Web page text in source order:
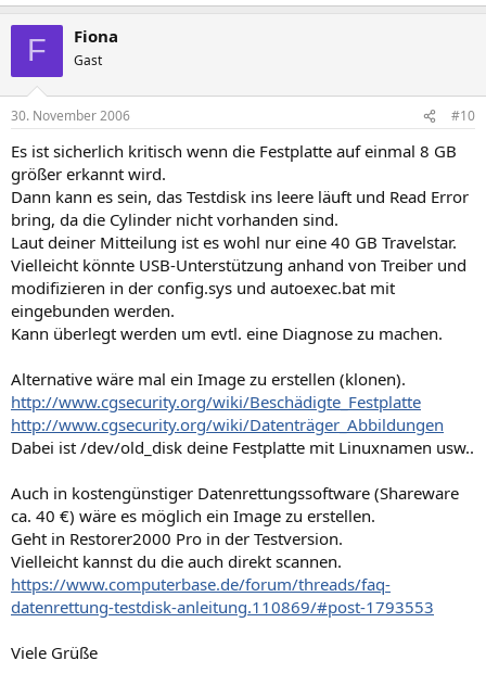
F Fiona
Gast
30. November 2006 #10
Es ist sicherlich kritisch wenn die Festplatte auf einmal 8 GB
größer erkannt wird.
Dann kann es sein, das Testdisk ins leere läuft und Read Error
bring, da die Cylinder nicht vorhanden sind.
Laut deiner Mitteilung ist es wohl nur eine 40 GB Travelstar.
Vielleicht könnte USB-Unterstützung anhand von Treiber und
modifizieren in der config.sys und autoexec.bat mit
eingebunden werden.
Kann überlegt werden um evtl. eine Diagnose zu machen.
Alternative wäre mal ein Image zu erstellen (klonen).
http://www.cgsecurity.org/wiki/Beschädigte_Festplatte
http://www.cgsecurity.org/wiki/Datenträger_Abbildungen
Dabei ist /dev/old_disk deine Festplatte mit Linuxnamen usw..
Auch in kostengünstiger Datenrettungssoftware (Shareware
ca. 40 €) wäre es möglich ein Image zu erstellen.
Geht in Restorer2000 Pro in der Testversion.
Vielleicht kannst du die auch direkt scannen.
https://www.computerbase.de/forum/threads/faq-
datenrettung-testdisk-anleitung.110869/#post-1793553
Viele Grüße